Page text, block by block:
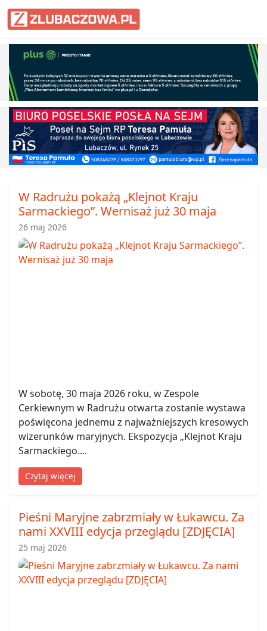
Informacje Lubaczów, powiat
W Radrużu pokażą „Klejnot Kraju
Sarmackiego”. Wernisaż już 30 maja
26 maj 2026
W sobotę, 30 maja 2026 roku, w Zespole
Cerkiewnym w Radrużu otwarta zostanie wystawa
poświęcona jednemu z najważniejszych kresowych
wizerunków maryjnych. Ekspozycja „Klejnot Kraju
Sarmackiego....
Czytaj więcej
Pieśni Maryjne zabrzmiały w Łukawcu. Za
nami XXVIII edycja przeglądu [ZDJĘCIA]
25 maj 2026